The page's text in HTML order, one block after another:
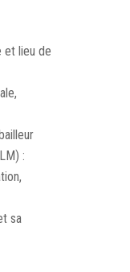
et lieu de
:
sa